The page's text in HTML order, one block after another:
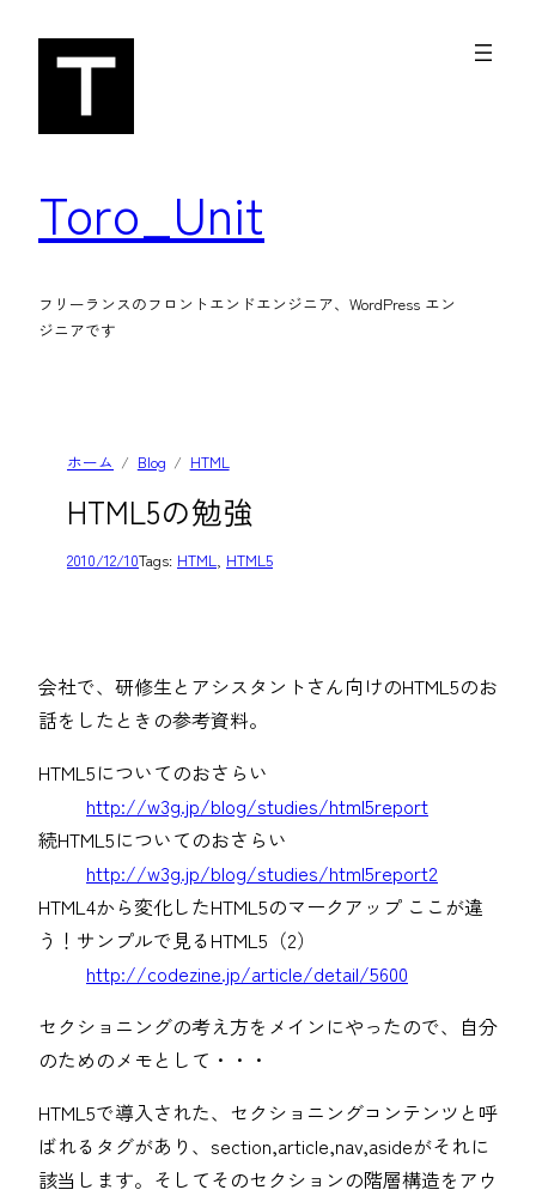
Toro_Unit
フリーランスのフロントエンドエンジニア、WordPress エン
ジニアです
ホーム Blog HTML
HTML5の勉強
2010/12/10Tags: HTML, HTML5
会社で、研修生とアシスタントさん向けのHTML5のお
話をしたときの参考資料。
HTML5についてのおさらい
http://w3g.jp/blog/studies/html5report
続HTML5についてのおさらい
http://w3g.jp/blog/studies/html5report2
HTML4から変化したHTML5のマークアップ ここが違
う！サンプルで見るHTML5（2）
http://codezine.jp/article/detail/5600
セクショニングの考え方をメインにやったので、自分
のためのメモとして・・・
HTML5で導入された、セクショニングコンテンツと呼
ばれるタグがあり、section,article,nav,asideがそれに
該当します。そしてそのセクションの階層構造をアウ